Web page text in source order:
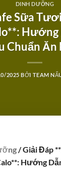
DINH DƯỠNG
Sữa
Chuẩn Ăn
2025 BỞI TEAM
/ Giải Đáp
Hướng